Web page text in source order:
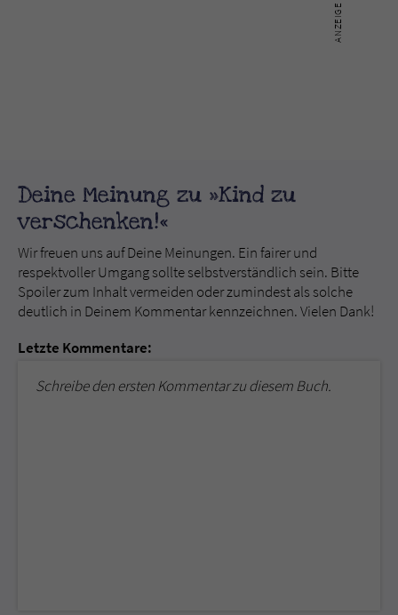
Deine Meinung zu »Kind zu
verschenken!«
Wir freuen uns auf Deine Meinungen. Ein fairer und
respektvoller Umgang sollte selbstverständlich sein. Bitte
Spoiler zum Inhalt vermeiden oder zumindest als solche
deutlich in Deinem Kommentar kennzeichnen. Vielen Dank!
Letzte Kommentare:
Schreibe den ersten Kommentar zu diesem Buch.